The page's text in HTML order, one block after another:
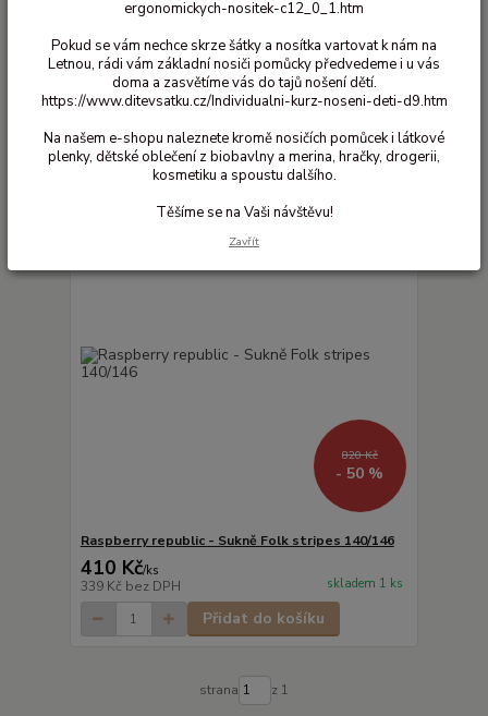
Nejnovější Nejlevnější Nejdražší
strana z 1
820 Kč
- 50 %
Raspberry republic - Sukně Folk stripes 140/146
410 Kč/ks
339 Kč bez DPH skladem 1 ks
Přidat do košíku
strana z 1
ergonomickych-nositek-c12_0_1.htm
Pokud se vám nechce skrze šátky a nosítka vartovat k nám na
Letnou, rádi vám základní nosiči pomůcky předvedeme i u vás
doma a zasvětíme vás do tajů nošení dětí.
https://www.ditevsatku.cz/Individualni-kurz-noseni-deti-d9.htm
Na našem e-shopu naleznete kromě nosičích pomůcek i látkové
plenky, dětské oblečení z biobavlny a merina, hračky, drogerii,
kosmetiku a spoustu dalšího.
Těšíme se na Vaši návštěvu!
Zavřít